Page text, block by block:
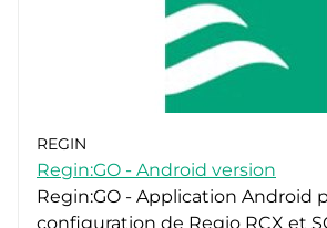
REGIN
Regin:GO - Android version
Regin:GO - Application Android
configuration de Regio RCX et